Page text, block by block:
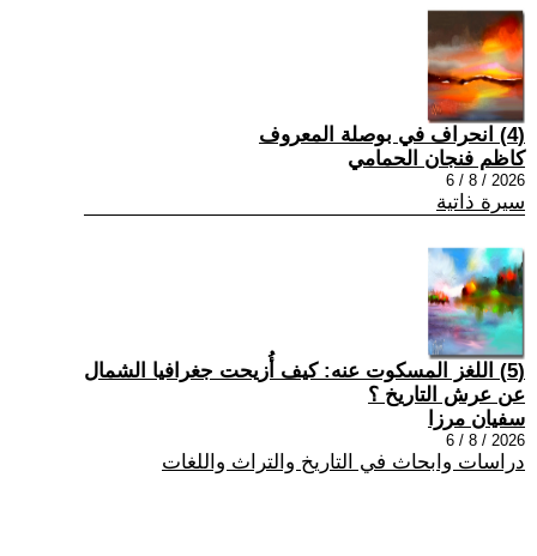
(4) انحراف في بوصلة المعروف
كاظم فنجان الحمامي
2026 / 8 / 6
سيرة ذاتية
(5) اللغز المسكوت عنه: كيف أُزيحت جغرافيا الشمال
عن عرش التاريخ ؟
سفيان مرزا
2026 / 8 / 6
دراسات وابحاث في التاريخ والتراث واللغات